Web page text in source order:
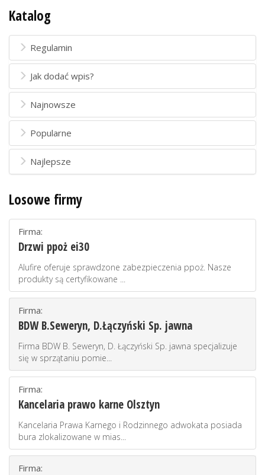
Katalog
Regulamin
Jak dodać wpis?
Najnowsze
Popularne
Najlepsze
Losowe firmy
Firma:
Drzwi ppoż ei30
Alufire oferuje sprawdzone zabezpieczenia ppoż. Nasze
produkty są certyfikowane ...
Firma:
BDW B.Seweryn, D.Łączyński Sp. jawna
Firma BDW B. Seweryn, D. Łączyński Sp. jawna specjalizuje
się w sprzątaniu pomie...
Firma:
Kancelaria prawo karne Olsztyn
Kancelaria Prawa Karnego i Rodzinnego adwokata posiada
bura zlokalizowane w mias...
Firma: